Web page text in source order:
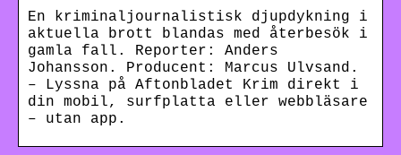
En kriminaljournalistisk djupdykning i
aktuella brott blandas med återbesök i
gamla fall. Reporter: Anders
Johansson. Producent: Marcus Ulvsand.
– Lyssna på Aftonbladet Krim direkt i
din mobil, surfplatta eller webbläsare
– utan app.